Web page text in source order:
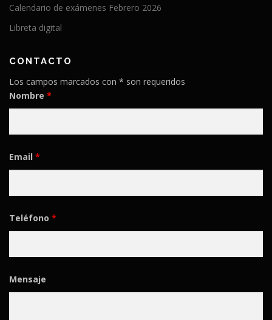
Calendario de exámenes Febrero 2026
Libreta digital
CONTACTO
Los campos marcados con * son requeridos
Nombre *
Email *
Teléfono *
Mensaje